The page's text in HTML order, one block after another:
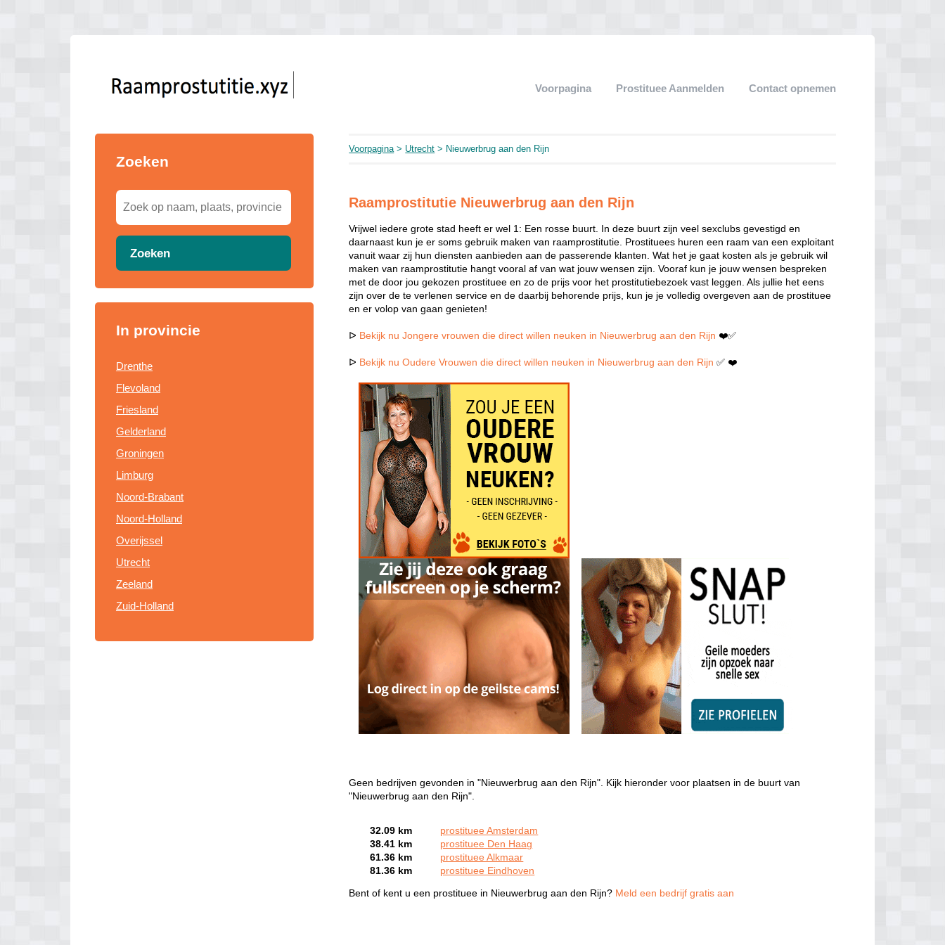
Voorpagina Prostituee Aanmelden Contact opnemen
Zoeken
Zoeken
In provincie
Drenthe
Flevoland
Friesland
Gelderland
Groningen
Limburg
Noord-Brabant
Noord-Holland
Overijssel
Utrecht
Zeeland
Zuid-Holland
Voorpagina> Utrecht > Nieuwerbrug aan den Rijn
Raamprostitutie Nieuwerbrug aan den Rijn
Vrijwel iedere grote stad heeft er wel 1: Een rosse buurt. In deze buurt zijn veel sexclubs gevestigd en
daarnaast kun je er soms gebruik maken van raamprostitutie. Prostituees huren een raam van een exploitant
vanuit waar zij hun diensten aanbieden aan de passerende klanten. Wat het je gaat kosten als je gebruik wil
maken van raamprostitutie hangt vooral af van wat jouw wensen zijn. Vooraf kun je jouw wensen bespreken
met de door jou gekozen prostituee en zo de prijs voor het prostitutiebezoek vast leggen. Als jullie het eens
zijn over de te verlenen service en de daarbij behorende prijs, kun je je volledig overgeven aan de prostituee
en er volop van gaan genieten!
ᐅ Bekijk nu Jongere vrouwen die direct willen neuken in Nieuwerbrug aan den Rijn ❤️✅
ᐅ Bekijk nu Oudere Vrouwen die direct willen neuken in Nieuwerbrug aan den Rijn ✅ ❤️
Geen bedrijven gevonden in "Nieuwerbrug aan den Rijn". Kijk hieronder voor plaatsen in de buurt van
"Nieuwerbrug aan den Rijn".
32.09 km
prostituee Amsterdam
38.41 km
prostituee Den Haag
61.36 km
prostituee Alkmaar
81.36 km
prostituee Eindhoven
Bent of kent u een prostituee in Nieuwerbrug aan den Rijn? Meld een bedrijf gratis aan